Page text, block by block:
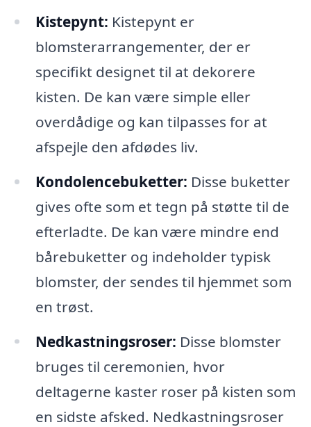
Kistepynt: Kistepynt er
blomsterarrangementer, der er
specifikt designet til at dekorere
kisten. De kan være simple eller
overdådige og kan tilpasses for at
afspejle den afdødes liv.
Kondolencebuketter: Disse buketter
gives ofte som et tegn på støtte til de
efterladte. De kan være mindre end
bårebuketter og indeholder typisk
blomster, der sendes til hjemmet som
en trøst.
Nedkastningsroser: Disse blomster
bruges til ceremonien, hvor
deltagerne kaster roser på kisten som
en sidste afsked. Nedkastningsroser